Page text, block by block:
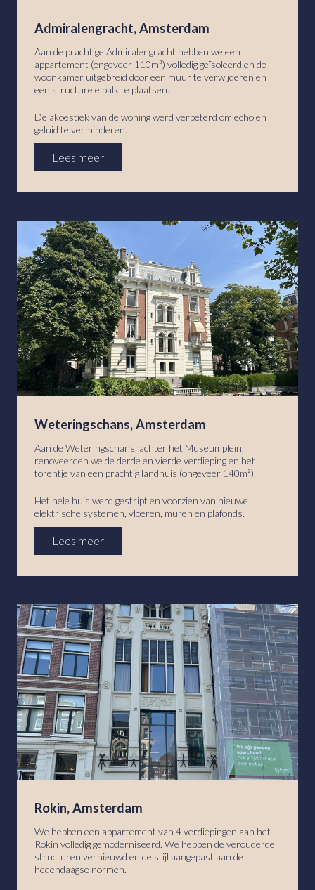
Admiralengracht, Amsterdam
Aan de prachtige Admiralengracht hebben we een
appartement (ongeveer 110m²) volledig geïsoleerd en de
woonkamer uitgebreid door een muur te verwijderen en
een structurele balk te plaatsen.
De akoestiek van de woning werd verbeterd om echo en
geluid te verminderen.
Lees meer
Weteringschans, Amsterdam
Aan de Weteringschans, achter het Museumplein,
renoveerden we de derde en vierde verdieping en het
torentje van een prachtig landhuis (ongeveer 140m²).
Het hele huis werd gestript en voorzien van nieuwe
elektrische systemen, vloeren, muren en plafonds.
Lees meer
Rokin, Amsterdam
We hebben een appartement van 4 verdiepingen aan het
Rokin volledig gemoderniseerd. We hebben de verouderde
structuren vernieuwd en de stijl aangepast aan de
hedendaagse normen.